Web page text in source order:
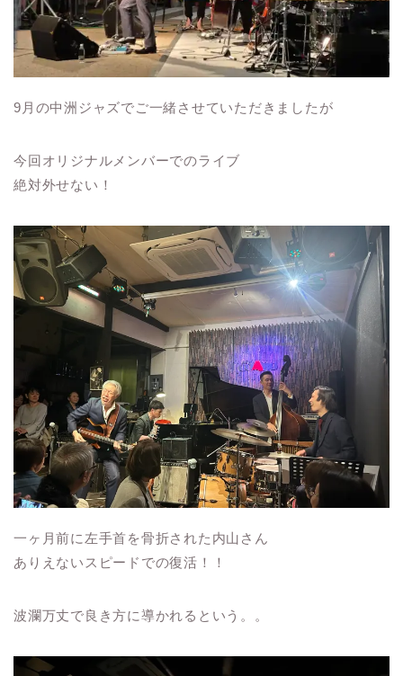
9月の中洲ジャズでご一緒させていただきましたが
今回オリジナルメンバーでのライブ
絶対外せない！
一ヶ月前に左手首を骨折された内山さん
ありえないスピードでの復活！！
波瀾万丈で良き方に導かれるという。。